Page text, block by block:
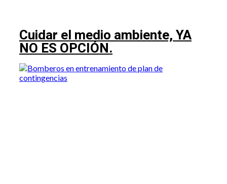
Cuidar el medio ambiente, YA
NO ES OPCIÓN.